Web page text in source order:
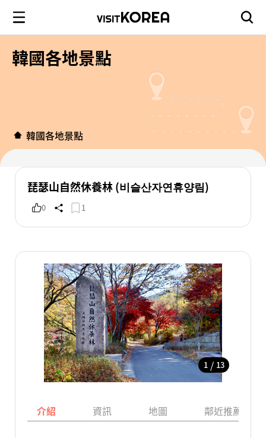
韓國各地景點
韓國各地景點
琵瑟山自然休養林 (비슬산자연휴양림)
0 1
1 / 13
介紹 資訊 地圖 鄰近推薦景點